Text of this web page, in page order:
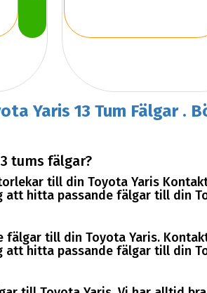
Yaris 13 Tum Fälgar .
tums fälgar?
till din Toyota Yaris
att hitta passande fälgar till din
till din Toyota Yaris.
att hitta passande fälgar till din